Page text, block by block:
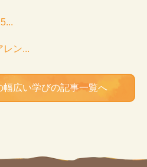
レン...
幅広い学びの記事一覧へ